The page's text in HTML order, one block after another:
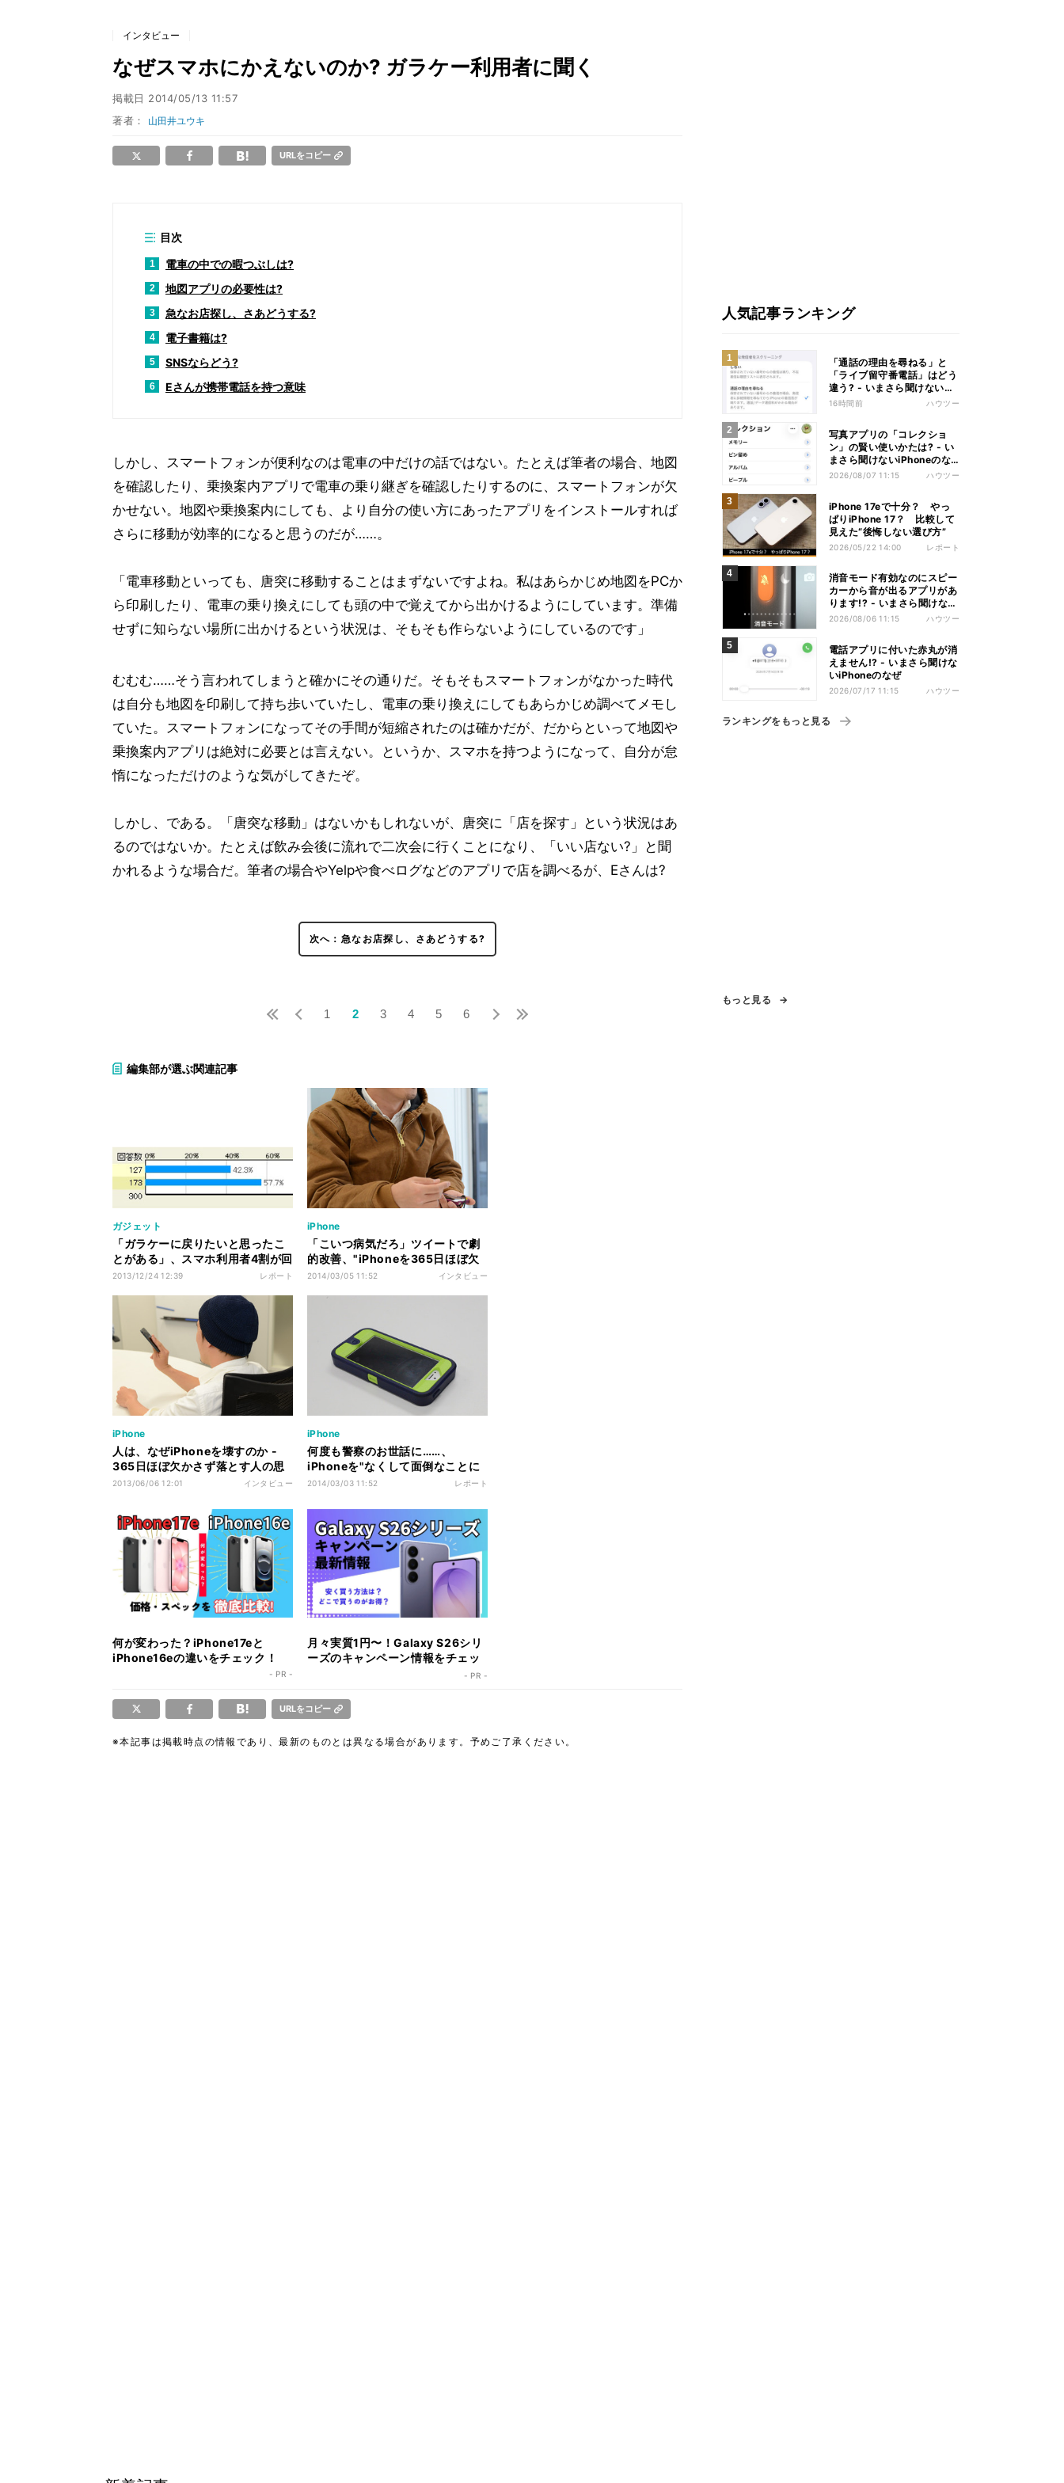
インタビュー
なぜスマホにかえないのか? ガラケー利用者に聞く
掲載日 2014/05/13 11:57
著者： 山田井ユウキ
URLをコピー
目次
1 電車の中での暇つぶしは?
2 地図アプリの必要性は?
3 急なお店探し、さあどうする?
4 電子書籍は?
5 SNSならどう?
6 Eさんが携帯電話を持つ意味
しかし、スマートフォンが便利なのは電車の中だけの話ではない。たとえば筆者の場合、地図
を確認したり、乗換案内アプリで電車の乗り継ぎを確認したりするのに、スマートフォンが欠
かせない。地図や乗換案内にしても、より自分の使い方にあったアプリをインストールすれば
さらに移動が効率的になると思うのだが……。
「電車移動といっても、唐突に移動することはまずないですよね。私はあらかじめ地図をPCか
ら印刷したり、電車の乗り換えにしても頭の中で覚えてから出かけるようにしています。準備
せずに知らない場所に出かけるという状況は、そもそも作らないようにしているのです」
むむむ……そう言われてしまうと確かにその通りだ。そもそもスマートフォンがなかった時代
は自分も地図を印刷して持ち歩いていたし、電車の乗り換えにしてもあらかじめ調べてメモし
ていた。スマートフォンになってその手間が短縮されたのは確かだが、だからといって地図や
乗換案内アプリは絶対に必要とは言えない。というか、スマホを持つようになって、自分が怠
惰になっただけのような気がしてきたぞ。
しかし、である。「唐突な移動」はないかもしれないが、唐突に「店を探す」という状況はあ
るのではないか。たとえば飲み会後に流れで二次会に行くことになり、「いい店ない?」と聞
かれるような場合だ。筆者の場合やYelpや食べログなどのアプリで店を調べるが、Eさんは?
次へ：急なお店探し、さあどうする?
1 2 3 4 5 6
編集部が選ぶ関連記事
ガジェット
「ガラケーに戻りたいと思ったこ
とがある」、スマホ利用者4割が回
答 - マイナビニュース調査
2013/12/24 12:39 レポート
iPhone
「こいつ病気だろ」ツイートで劇
的改善、"iPhoneを365日ほぼ欠
かさず落とす男"の今
2014/03/05 11:52 インタビュー
iPhone
人は、なぜiPhoneを壊すのか -
365日ほぼ欠かさず落とす人の思
考
2013/06/06 12:01 インタビュー
iPhone
何度も警察のお世話に……、
iPhoneを"なくして面倒なことに
なりました!!"体験談
2014/03/03 11:52 レポート
何が変わった？iPhone17eと
iPhone16eの違いをチェック！
- PR -
月々実質1円〜！Galaxy S26シリ
ーズのキャンペーン情報をチェッ
- PR -
URLをコピー
※本記事は掲載時点の情報であり、最新のものとは異なる場合があります。予めご了承ください。
人気記事ランキング
「通話の理由を尋ねる」と
「ライブ留守番電話」はどう
違う? - いまさら聞けない
iPhoneのなぜ
16時間前 ハウツー
写真アプリの「コレクショ
ン」の賢い使いかたは? - い
まさら聞けないiPhoneのな
ぜ
2026/08/07 11:15 ハウツー
iPhone 17eで十分？ やっ
ぱりiPhone 17？ 比較して
見えた“後悔しない選び方”
2026/05/22 14:00 レポート
消音モード有効なのにスピー
カーから音が出るアプリがあ
ります!? - いまさら聞けない
iPhoneのなぜ
2026/08/06 11:15 ハウツー
電話アプリに付いた赤丸が消
えません!? - いまさら聞けな
いiPhoneのなぜ
2026/07/17 11:15 ハウツー
ランキングをもっと見る
もっと見る